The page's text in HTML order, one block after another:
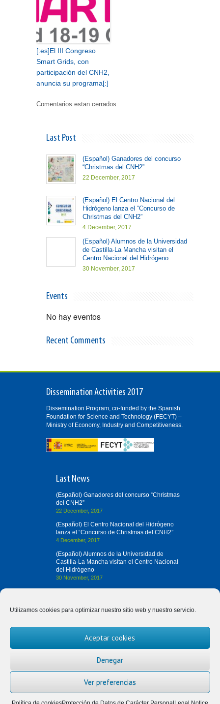
Utilizamos cookies para optimizar nuestro sitio web y nuestro servicio.
Aceptar cookies
Denegar
Ver preferencias
[:es]El III Congreso
Smart Grids, con
participación del CNH2,
anuncia su programa[:]
Comentarios estan cerrados.
Last Post
(Español) Ganadores del concurso
“Christmas del CNH2”
22 December, 2017
(Español) El Centro Nacional del
Hidrógeno lanza el “Concurso de
Christmas del CNH2”
4 December, 2017
(Español) Alumnos de la Universidad
de Castilla-La Mancha visitan el
Centro Nacional del Hidrógeno
30 November, 2017
Events
No hay eventos
Recent Comments
Dissemination Activities 2017
Dissemination Program, co-funded by the Spanish
Foundation for Science and Technology (FECYT) –
Ministry of Economy, Industry and Competitiveness.
Last News
(Español) Ganadores del concurso “Christmas
del CNH2”
22 December, 2017
(Español) El Centro Nacional del Hidrógeno
lanza el “Concurso de Christmas del CNH2”
4 December, 2017
(Español) Alumnos de la Universidad de
Castilla-La Mancha visitan el Centro Nacional
del Hidrógeno
30 November, 2017
Contact us
divulgah2@cnh2.es
13500 Puertollano (Ciudad Real)